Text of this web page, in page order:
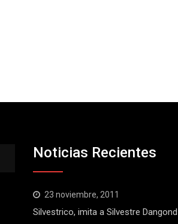
Noticias Recientes
23 noviembre, 2011
Silvestrico, imita a Silvestre Dangond